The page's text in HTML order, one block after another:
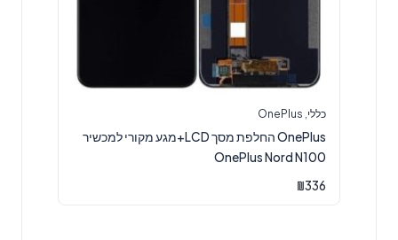
כללי OnePlus
OnePlus החלפת מסך LCD+מגע מקורי למכשיר
OnePlus Nord N100
₪336